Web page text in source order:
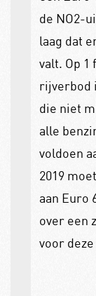
de NO2-
laag dat
valt. Op
rijverbod
die niet
alle
voldoen
2019
aan Euro
over een
voor